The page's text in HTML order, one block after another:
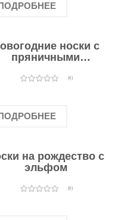
носки с
пряничными
(0)
на рождество с
эльфом
(0)